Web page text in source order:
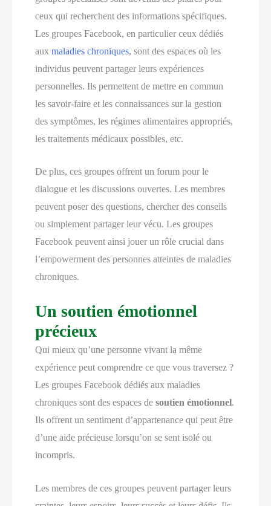
ceux qui recherchent des informations spécifiques.
Les groupes Facebook, en particulier ceux dédiés
auxmaladies chroniques, sont des espaces où les
individus peuvent partager leurs expériences
personnelles. Ils permettent de mettre en commun
les savoir-faire et les connaissances sur la gestion
des symptômes, les régimes alimentaires appropriés,
les traitements médicaux possibles, etc.
De plus, ces groupes offrent un forum pour le
dialogue et les discussions ouvertes. Les membres
peuvent poser des questions, chercher des conseils
ou simplement partager leur vécu. Les groupes
Facebook peuvent ainsi jouer un rôle crucial dans
l’empowerment des personnes atteintes de maladies
chroniques.
Un soutien émotionnel
précieux
Qui mieux qu’une personne vivant la même
expérience peut comprendre ce que vous traversez ?
Les groupes Facebook dédiés aux maladies
chroniques sont des espaces desoutien émotionnel.
Ils offrent un sentiment d’appartenance qui peut être
d’une aide précieuse lorsqu’on se sent isolé ou
incompris.
Les membres de ces groupes peuvent partager leurs